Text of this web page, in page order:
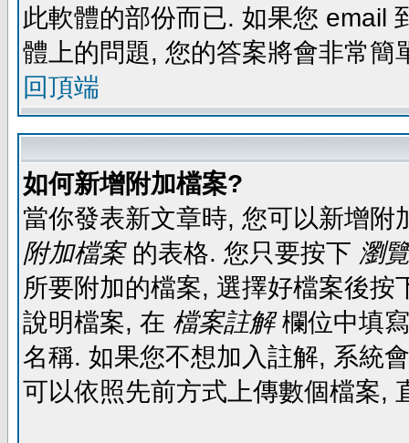
此軟體的部份而已. 如果您 email
體上的問題, 您的答案將會非常簡
回頂端
如何新增附加檔案?
當你發表新文章時, 您可以新增
附加檔案的表格. 您只要按下 瀏
所要附加的檔案, 選擇好檔案後
說明檔案, 在 檔案註解欄位中填
名稱. 如果您不想加入註解, 系統
可以依照先前方式上傳數個檔案,